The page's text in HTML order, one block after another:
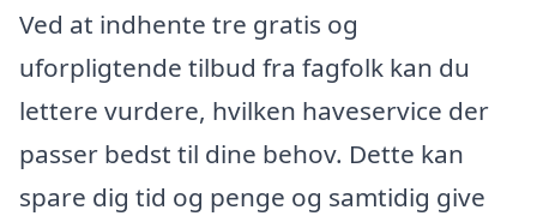
Ved at indhente tre gratis og
uforpligtende tilbud fra fagfolk kan du
lettere vurdere, hvilken haveservice der
passer bedst til dine behov. Dette kan
spare dig tid og penge og samtidig give